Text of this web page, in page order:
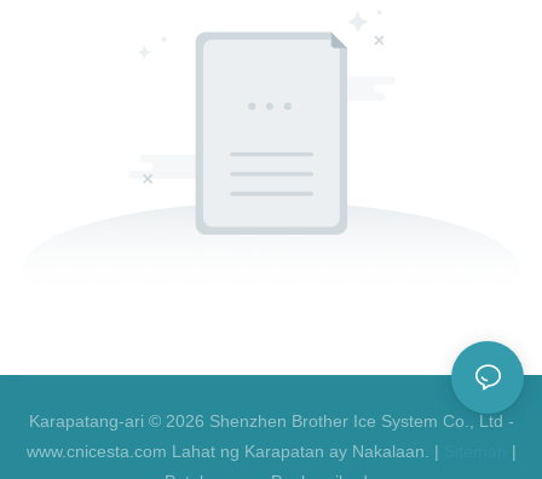
Karapatang-ari © 2026 Shenzhen Brother Ice System Co., Ltd -
www.cnicesta.com Lahat ng Karapatan ay Nakalaan. |
|